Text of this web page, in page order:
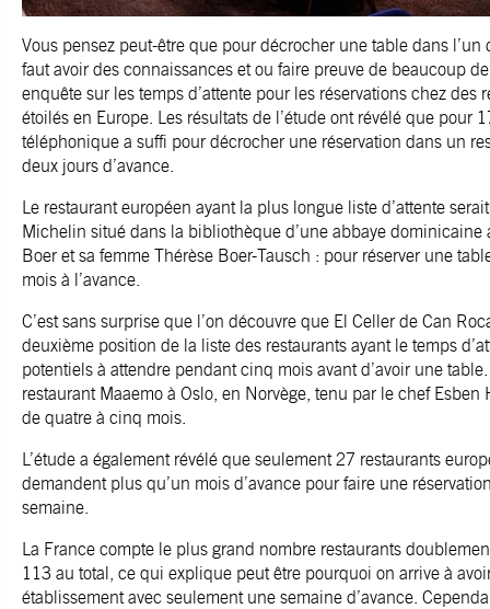
Vous pensez peut-être que pour décrocher une table dans
faut avoir des connaissances et ou faire preuve de beaucoup
enquête sur les temps d’attente pour les réservations chez
étoilés en Europe. Les résultats de l’étude ont révélé que
téléphonique a suffi pour décrocher une réservation dans un
deux jours d’avance.
Le restaurant européen ayant la plus longue liste d’attente
Michelin situé dans la bibliothèque d’une abbaye dominicaine
Boer et sa femme Thérèse Boer-Tausch : pour réserver une
mois à l’avance.
C’est sans surprise que l’on découvre que El Celler de Can
deuxième position de la liste des restaurants ayant le temps
potentiels à attendre pendant cinq mois avant d’avoir une
restaurant Maaemo à Oslo, en Norvège, tenu par le chef
de quatre à cinq mois.
L’étude a également révélé que seulement 27 restaurants
demandent plus qu’un mois d’avance pour faire une
semaine.
La France compte le plus grand nombre restaurants
113 au total, ce qui explique peut être pourquoi on arrive à
établissement avec seulement une semaine d’avance.